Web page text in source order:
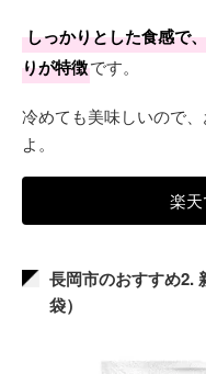
しっかりとした食感で
りが特徴です。
冷めても美味しいので
よ。
楽
長岡市のおすすめ2.
袋）